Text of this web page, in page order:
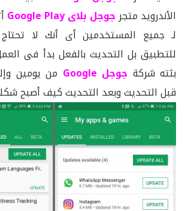
الأندرويد متجرجوجل بلاى Google Play
لـ جميع المستخدمين أى أنك لا
للتطبيق بل التحديث بالفعل بدأ فى
بثته شركة جوجل Google
من يومين
قبل التحديث وبعد التحديث كيف أصبح شكله